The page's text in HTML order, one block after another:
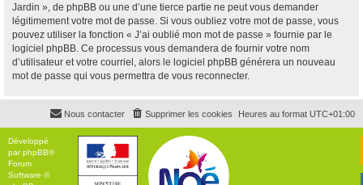
Jardin », de phpBB ou une d’une tierce partie ne peut vous demander
légitimement votre mot de passe. Si vous oubliez votre mot de passe, vous
pouvez utiliser la fonction « J’ai oublié mon mot de passe » fournie par le
logiciel phpBB. Ce processus vous demandera de fournir votre nom
d’utilisateur et votre courriel, alors le logiciel phpBB générera un nouveau
mot de passe qui vous permettra de vous reconnecter.
Heures au format UTC+01:00
Supprimer les cookies
Nous contacter
Développé
parphpBB®
Forum
Software ©